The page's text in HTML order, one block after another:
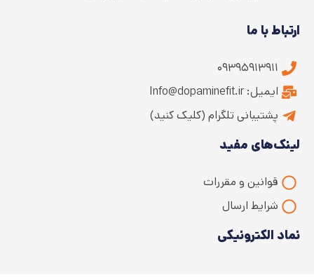
ارتباط با ما
۰۹۳۹۵۹۱۳۹۱۱
ایمیل: Info@dopaminefit.ir
پشتیبانی تلگرام (کلیک کنید)
لینک‌های مفید
قوانین و مقررات
شرایط ارسال
نماد الکترونیکی